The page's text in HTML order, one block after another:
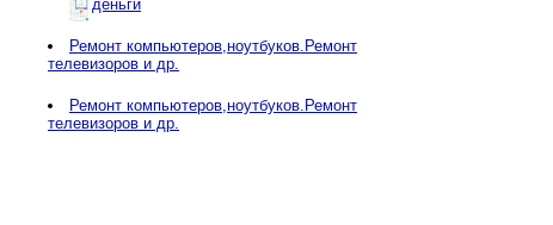
деньги
Ремонт компьютеров,ноутбуков.Ремонт
телевизоров и др.
Ремонт компьютеров,ноутбуков.Ремонт
телевизоров и др.